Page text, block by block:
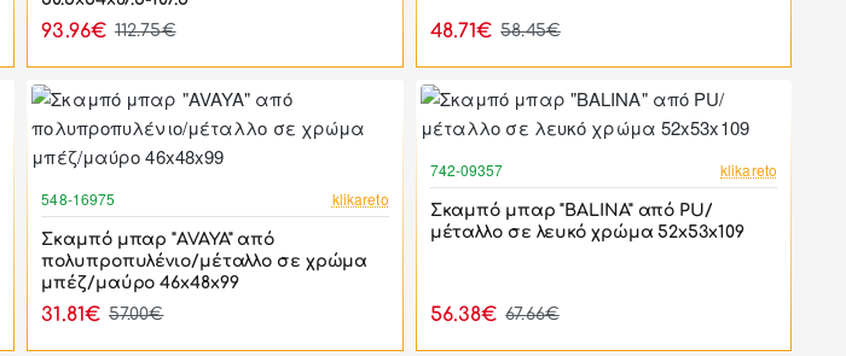
93.96€ 112.75€ 48.71€ 58.45€
548-16975 klikareto
Σκαμπό μπαρ "AVAYA" από
πολυπροπυλένιο/μέταλλο σε χρώμα
μπέζ/μαύρο 46x48x99
31.81€ 57.00€
742-09357 klikareto
Σκαμπό μπαρ "BALINA" από PU/
μέταλλο σε λευκό χρώμα 52x53x109
56.38€ 67.66€